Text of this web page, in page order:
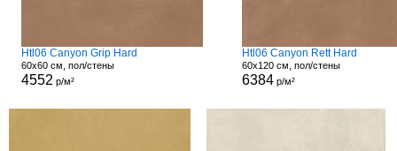
Htl06 Canyon Grip Hard
60x60 см, пол/стены
4552 р/м²
Htl06 Canyon Rett Hard
60x120 см, пол/стены
6384р/м²